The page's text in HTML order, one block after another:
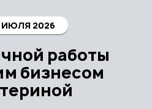
ИЮЛЯ 2026
работы
бизнесом